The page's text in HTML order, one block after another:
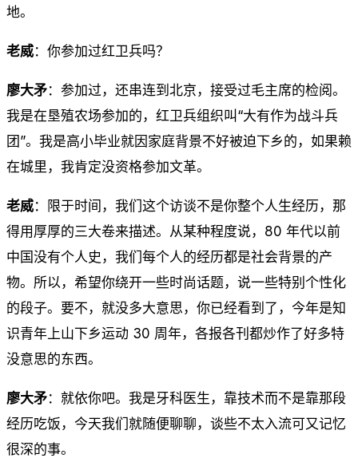
地。
老威：你参加过红卫兵吗？
廖大矛：参加过，还串连到北京，接受过毛主席的检阅。
我是在垦殖农场参加的，红卫兵组织叫“大有作为战斗兵
团”。我是高小毕业就因家庭背景不好被迫下乡的，如果赖
在城里，我肯定没资格参加文革。
老威：限于时间，我们这个访谈不是你整个人生经历，那
得用厚厚的三大卷来描述。从某种程度说，80 年代以前
中国没有个人史，我们每个人的经历都是社会背景的产
物。所以，希望你绕开一些时尚话题，说一些特别个性化
的段子。要不，就没多大意思，你已经看到了，今年是知
识青年上山下乡运动 30 周年，各报各刊都炒作了好多特
没意思的东西。
廖大矛：就依你吧。我是牙科医生，靠技术而不是靠那段
经历吃饭，今天我们就随便聊聊，谈些不太入流可又记忆
很深的事。